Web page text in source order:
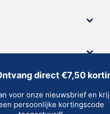
BTW, tenzij anders
direct €7,50
voor onze nieuwsbrief en
persoonlijke kortingscode